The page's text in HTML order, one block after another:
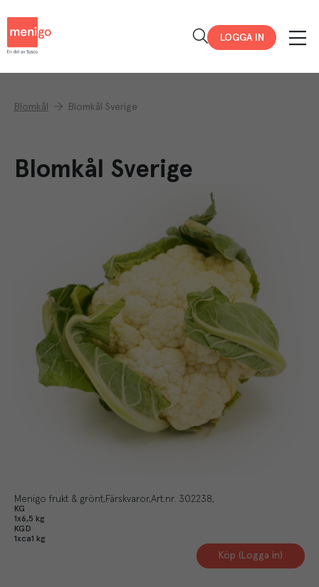
LOGGA IN
Blomkål Blomkål Sverige
Blomkål Sverige
Menigo frukt & grönt Färskvaror Art.nr. 302238
KG
1x6,5 kg
KGD
1xca1 kg
Köp (Logga in)